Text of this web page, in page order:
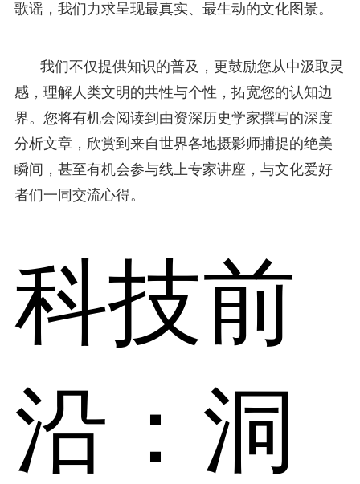
歌谣，我们力求呈现最真实、最生动的文化图景。
我们不仅提供知识的普及，更鼓励您从中汲取灵
感，理解人类文明的共性与个性，拓宽您的认知边
界。您将有机会阅读到由资深历史学家撰写的深度
分析文章，欣赏到来自世界各地摄影师捕捉的绝美
瞬间，甚至有机会参与线上专家讲座，与文化爱好
者们一同交流心得。
科技前
沿：洞